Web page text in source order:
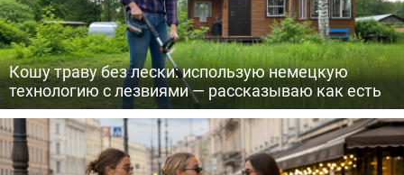
Кошу траву без лески: использую немецкую
технологию с лезвиями — рассказываю как есть